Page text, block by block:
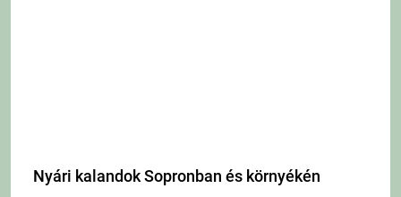
Nyári kalandok Sopronban és környékén